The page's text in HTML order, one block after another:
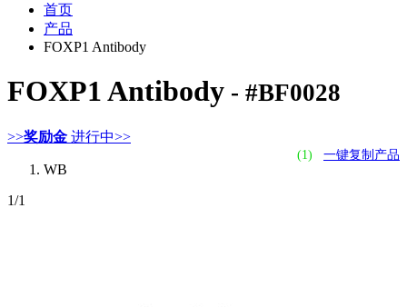
首页
产品
FOXP1 Antibody
FOXP1 Antibody - #BF0028
>>奖励金 进行中>>
(1) 一键复制产品
WB
1/1